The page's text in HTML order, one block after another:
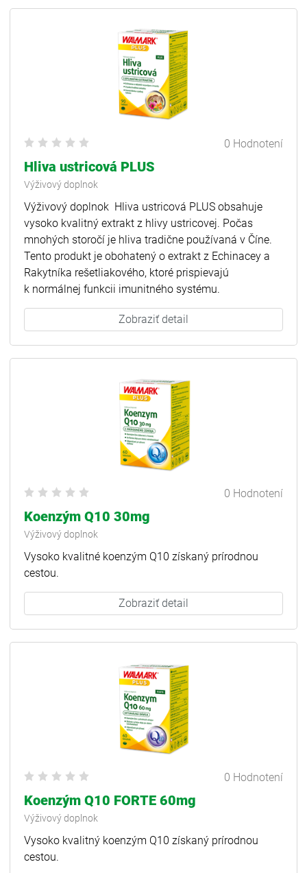
0 Hodnotení
Hliva ustricová PLUS
Výživový doplnok
Výživový doplnok Hliva ustricová PLUS obsahuje
vysoko kvalitný extrakt z hlivy ustricovej. Počas
mnohých storočí je hliva tradične používaná v Číne.
Tento produkt je obohatený o extrakt z Echinacey a
Rakytníka rešetliakového, ktoré prispievajú
k normálnej funkcii imunitného systému.
Zobraziť detail
0 Hodnotení
Koenzým Q10 30mg
Výživový doplnok
Vysoko kvalitné koenzým Q10 získaný prírodnou
cestou.
Zobraziť detail
0 Hodnotení
Koenzým Q10 FORTE 60mg
Výživový doplnok
Vysoko kvalitný koenzým Q10 získaný prírodnou
cestou.